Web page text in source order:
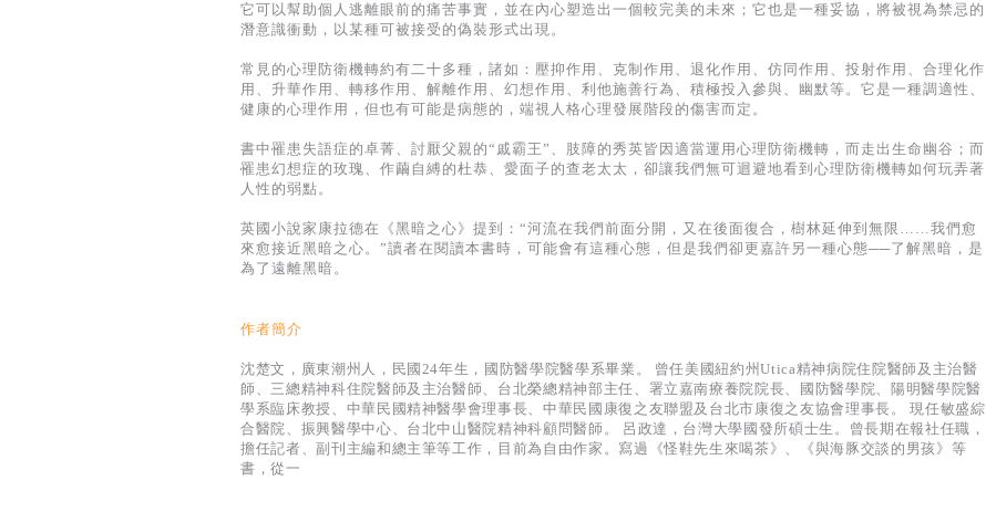
它可以幫助個人逃離眼前的痛苦事實，並在內心塑造出一個較完美的未來；它也是一種妥協，將被視為禁忌的
潛意識衝動，以某種可被接受的偽裝形式出現。
常見的心理防衛機轉約有二十多種，諸如：壓抑作用、克制作用、退化作用、仿同作用、投射作用、合理化作
用、升華作用、轉移作用、解離作用、幻想作用、利他施善行為、積極投入參與、幽默等。它是一種調適性、
健康的心理作用，但也有可能是病態的，端視人格心理發展階段的傷害而定。
書中罹患失語症的卓菁、討厭父親的“戚霸王”、肢障的秀英皆因適當運用心理防衛機轉，而走出生命幽谷；而
罹患幻想症的玫瑰、作繭自縛的杜恭、愛面子的查老太太，卻讓我們無可迴避地看到心理防衛機轉如何玩弄著
人性的弱點。
英國小說家康拉德在《黑暗之心》提到：“河流在我們前面分開，又在後面復合，樹林延伸到無限……我們愈
來愈接近黑暗之心。”讀者在閱讀本書時，可能會有這種心態，但是我們卻更嘉許另一種心態──了解黑暗，是
為了遠離黑暗。
作者簡介
沈楚文，廣東潮州人，民國24年生，國防醫學院醫學系畢業。 曾任美國紐約州Utica精神病院住院醫師及主治醫
師、三總精神科住院醫師及主治醫師、台北榮總精神部主任、署立嘉南療養院院長、國防醫學院、陽明醫學院醫
學系臨床教授、中華民國精神醫學會理事長、中華民國康復之友聯盟及台北市康復之友協會理事長。 現任敏盛綜
合醫院、振興醫學中心、台北中山醫院精神科顧問醫師。 呂政達，台灣大學國發所碩士生。曾長期在報社任職，
擔任記者、副刊主編和總主筆等工作，目前為自由作家。寫過《怪鞋先生來喝茶》、《與海豚交談的男孩》等
書，從一